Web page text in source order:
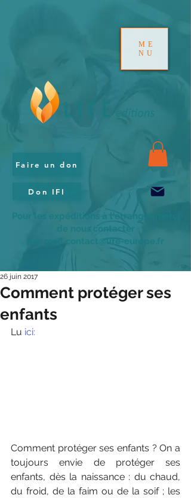
ME
NU
Faire un don
Don IFI
Pour les expéditions à l'étranger merci
de nous contacter
par mail contact@life-europe.fr
Comment protéger ses
enfants
26 juin 2017
Lu ici:
Comment protéger ses enfants ? On a
toujours envie de protéger ses
enfants, dès la naissance : du chaud,
du froid, de la faim ou de la soif ; les